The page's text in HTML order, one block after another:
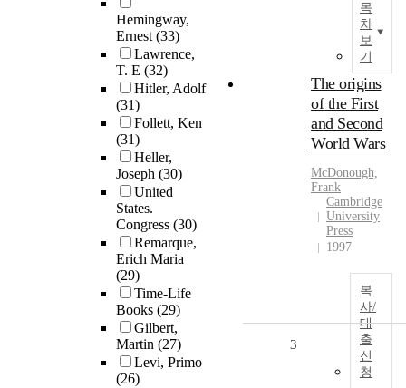
Hemingway,
Ernest(33)
Lawrence,
T. E (32)
Hitler, Adolf
(31)
Follett, Ken
(31)
Heller,
Joseph (30)
United
States.
Congress (30)
Remarque,
Erich Maria
(29)
Time-Life
Books (29)
Gilbert,
Martin (27)
Levi, Primo
(26)
목
차
보
기
The origins
of the First
and Second
World Wars
McDonough,
Frank
Cambridge
University
Press
1997
복
사/
대
출
신
청
3